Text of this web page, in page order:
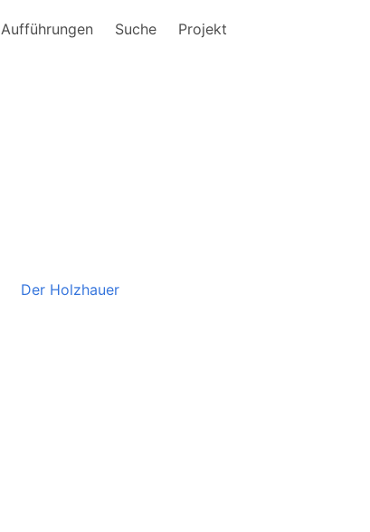
Aufführungen Suche Projekt
Der Holzhauer